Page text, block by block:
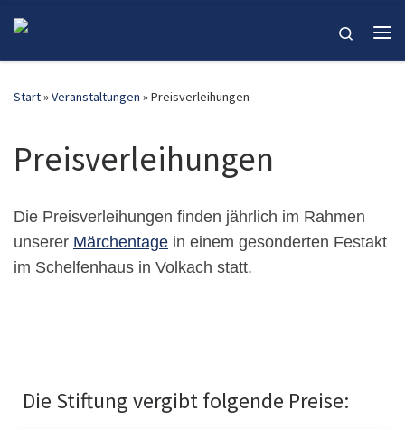
Zum Inhalt springen
Search
Start»Veranstaltungen »Preisverleihungen
Preisverleihungen
Die Preisverleihungen finden jährlich im Rahmen
unserer Märchentage in einem gesonderten Festakt
im Schelfenhaus in Volkach statt.
Die Stiftung vergibt folgende Preise: